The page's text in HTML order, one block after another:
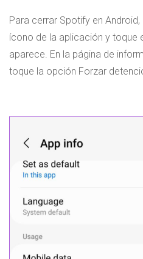
Para cerrar Spotify en
ícono de la aplicación y toque
aparece. En la página de
toque la opción Forzar